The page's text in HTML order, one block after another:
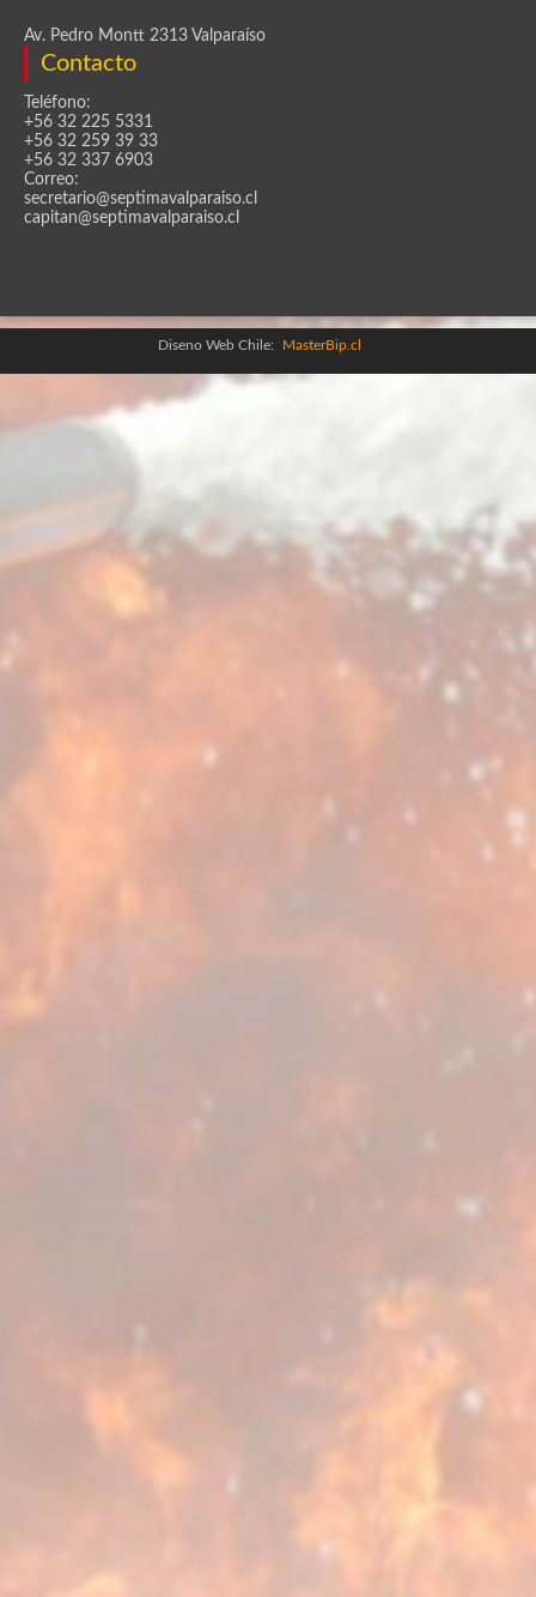
Av. Pedro Montt 2313 Valparaíso
Contacto
Teléfono:
+56 32 225 5331
+56 32 259 39 33
+56 32 337 6903
Correo:
secretario@septimavalparaiso.cl
capitan@septimavalparaiso.cl
Diseno Web Chile: MasterBip.cl